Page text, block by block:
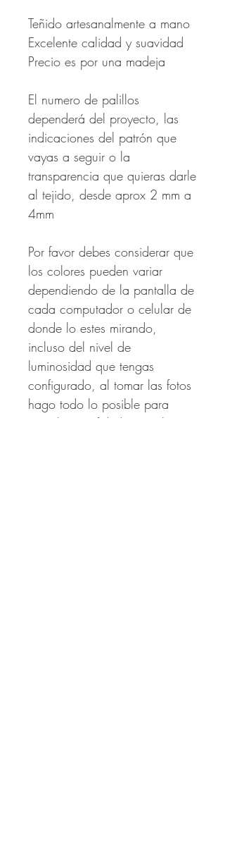
Teñido artesanalmente a mano
Excelente calidad y suavidad
Precio es por una madeja
El numero de palillos
dependerá del proyecto, las
indicaciones del patrón que
vayas a seguir o la
transparencia que quieras darle
al tejido, desde aprox 2 mm a
4mm
Por favor debes considerar que
los colores pueden variar
dependiendo de la pantalla de
cada computador o celular de
donde lo estes mirando,
incluso del nivel de
luminosidad que tengas
configurado, al tomar las fotos
hago todo lo posible para
sean lo mas fidedignos al